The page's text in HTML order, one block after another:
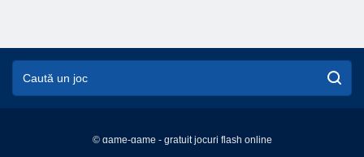
© game-game - gratuit jocuri flash online